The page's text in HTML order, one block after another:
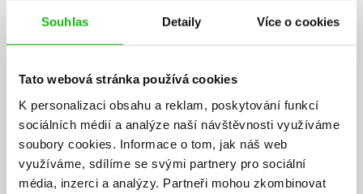
Souhlas Detaily Více o cookies
Tato webová stránka používá cookies
K personalizaci obsahu a reklam, poskytování funkcí
sociálních médií a analýze naší návštěvnosti využíváme
soubory cookies. Informace o tom, jak náš web
využíváme, sdílíme se svými partnery pro sociální
média, inzerci a analýzy. Partneři mohou zkombinovat